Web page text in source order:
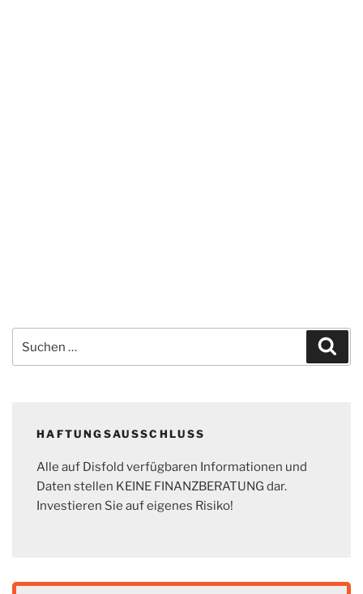
nach:
HAFTUNGSAUSSCHLUSS
Alle auf Disfold verfügbaren Informationen und
Daten stellen KEINE FINANZBERATUNG dar.
Investieren Sie auf eigenes Risiko!